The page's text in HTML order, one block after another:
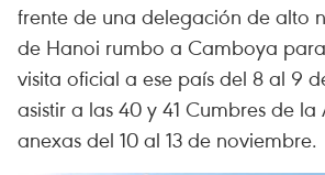
frente de una delegación de alto
de Hanoi rumbo a Camboya
visita oficial a ese país del 8 al 9
asistir a las 40 y 41 Cumbres de la
anexas del 10 al 13 de noviembre.